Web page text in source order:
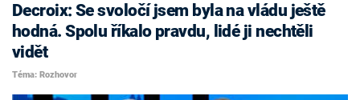
Decroix: Se svoločí jsem byla na vládu ještě
hodná. Spolu říkalo pravdu, lidé ji nechtěli
vidět
Téma: Rozhovor